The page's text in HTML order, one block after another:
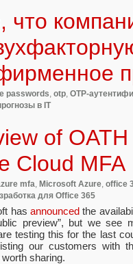
что
passwords otp OTP-
в IT
of
Cloud MFA
mfa, Microsoft Azure, office
для Office 365
has announced the
preview”, but we see
testing this for the last
our customers with
sharing.